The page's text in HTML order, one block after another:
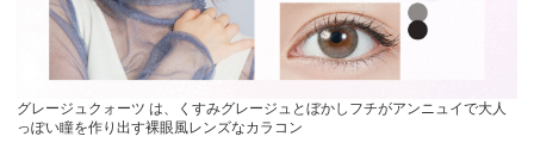
グレージュクォーツ は、くすみグレージュとぼかしフチがアンニュイで大人
っぽい瞳を作り出す裸眼風レンズなカラコン